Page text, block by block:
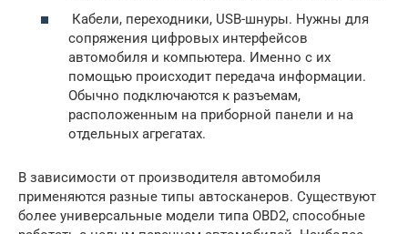
Кабели, переходники, USB-шнуры. Нужны для
сопряжения цифровых интерфейсов
автомобиля и компьютера. Именно с их
помощью происходит передача информации.
Обычно подключаются к разъемам,
расположенным на приборной панели и на
отдельных агрегатах.
В зависимости от производителя автомобиля
применяются разные типы автосканеров. Существуют
более универсальные модели типа OBD2, способные